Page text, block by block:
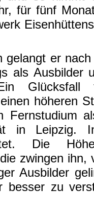
für fünf
gelangt er
als Ausbilder
höheren
Fernstudium
in Leipzig.
Die
zwingen ihn,
Ausbilder
besser zu